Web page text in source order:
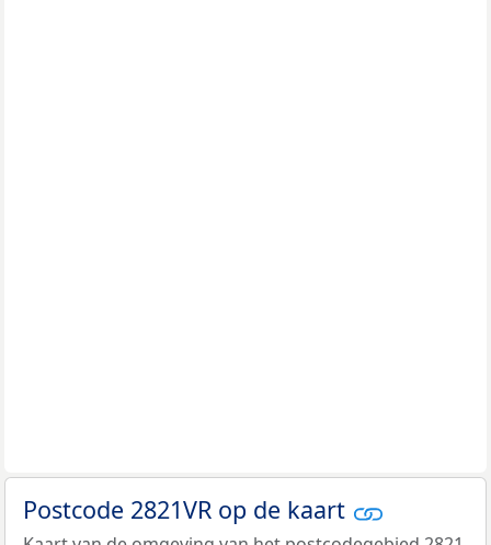
Postcode 2821VR op de kaart